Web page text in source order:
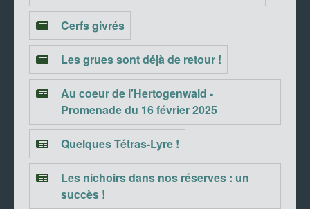
Cerfs givrés
Les grues sont déjà de retour !
Au coeur de l’Hertogenwald -
Promenade du 16 février 2025
Quelques Tétras-Lyre !
Les nichoirs dans nos réserves : un
succès !